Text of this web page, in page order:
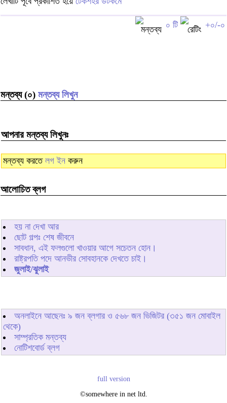
০ টি +০/-০
মন্তব্য (০) মন্তব্য লিখুন
আপনার মন্তব্য লিখুনঃ
মন্তব্য করতে লগ ইন করুন
আলোচিত ব্লগ
হয় না দেখা আর
ছোট গল্পঃ শেষ জীবনে
সাবধান, এই ফলগুলো খাওয়ার আগে সচেতন হোন।
রাষ্ট্রপতি পদে আনভীর সোবহানকে দেখতে চাই।
জুলাই/ঝুলাই
অনলাইনে আছেনঃ ৯ জন ব্লগার ও ৫৬৮জন ভিজিটর (৩৫১ জন মোবাইল
থেকে)
সাম্প্রতিক মন্তব্য
নোটিশবোর্ড ব্লগ
full version
©somewhere in net ltd.